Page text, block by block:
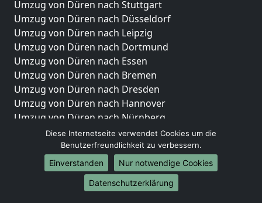
Umzug von Düren nach Stuttgart
Umzug von Düren nach Düsseldorf
Umzug von Düren nach Leipzig
Umzug von Düren nach Dortmund
Umzug von Düren nach Essen
Umzug von Düren nach Bremen
Umzug von Düren nach Dresden
Umzug von Düren nach Hannover
Umzug von Düren nach Nürnberg
Umzug von Düren nach Duisburg
Umzug von Düren nach Bochum
Umzug von Düren nach Wuppertal
Umzug von Düren nach Bielefeld
Umzug von Düren nach Bonn
Diese Internetseite verwendet Cookies um die
Benutzerfreundlichkeit zu verbessern.
Einverstanden
Nur notwendige Cookies
Datenschutzerklärung